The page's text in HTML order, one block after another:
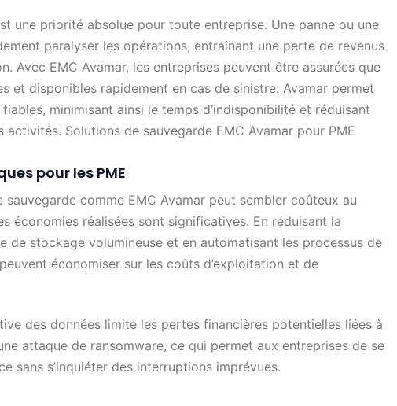
une priorité absolue pour toute entreprise. Une panne ou une
paralyser les opérations, entraînant une perte de revenus
Avec EMC Avamar, les entreprises peuvent être assurées que
et disponibles rapidement en cas de sinistre. Avamar permet
minimisant ainsi le temps d’indisponibilité et réduisant
activités. Solutions de sauvegarde EMC Avamar pour PME
pour les PME
comme EMC Avamar peut sembler coûteux au
économies réalisées sont significatives. En réduisant la
de stockage volumineuse et en automatisant les processus de
économiser sur les coûts d’exploitation et de
des données limite les pertes financières potentielles liées à
attaque de ransomware, ce qui permet aux entreprises de se
sans s’inquiéter des interruptions imprévues.